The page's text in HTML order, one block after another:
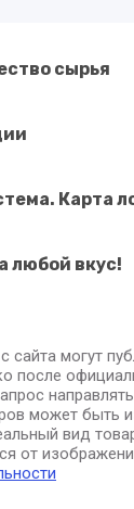
сырья
Карта
любой вкус!
могут
после
может быть
вид
от